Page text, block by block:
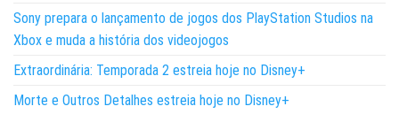
Sony prepara o lançamento de jogos dos PlayStation Studios na
Xbox e muda a história dos videojogos
Extraordinária: Temporada 2 estreia hoje no Disney+
Morte e Outros Detalhes estreia hoje no Disney+